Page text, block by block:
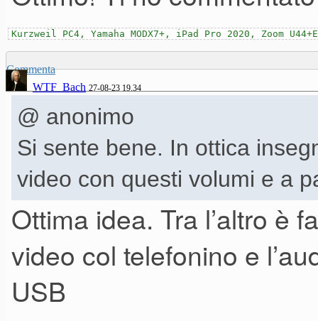
Kurzweil PC4, Yamaha MODX7+, iPad Pro 2020, Zoom
Commenta
WTF_Bach 27-08-23 19.34
@ anonimo
Si sente bene. In ottica
video con questi volumi e a
Ottima idea. Tra l’altro è
video col telefonino e
USB